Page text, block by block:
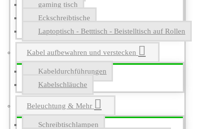
gaming tisch
Eckschreibtische
Laptoptisch - Betttisch - Beistelltisch auf Rollen
Kabel aufbewahren und verstecken
Kabeldurchführungen
Kabelschläuche
Beleuchtung & Mehr
Schreibtischlampen